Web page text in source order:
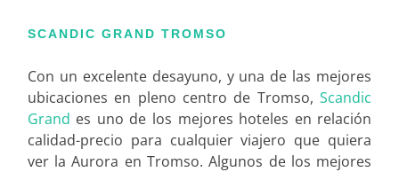
SCANDIC GRAND TROMSO
Con un excelente desayuno, y una de las mejores
ubicaciones en pleno centro de Tromso,Scandic
Grand es uno de los mejores hoteles en relación
calidad-precio para cualquier viajero que quiera
ver la Aurora en Tromso. Algunos de los mejores